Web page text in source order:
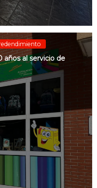
años al servicio de